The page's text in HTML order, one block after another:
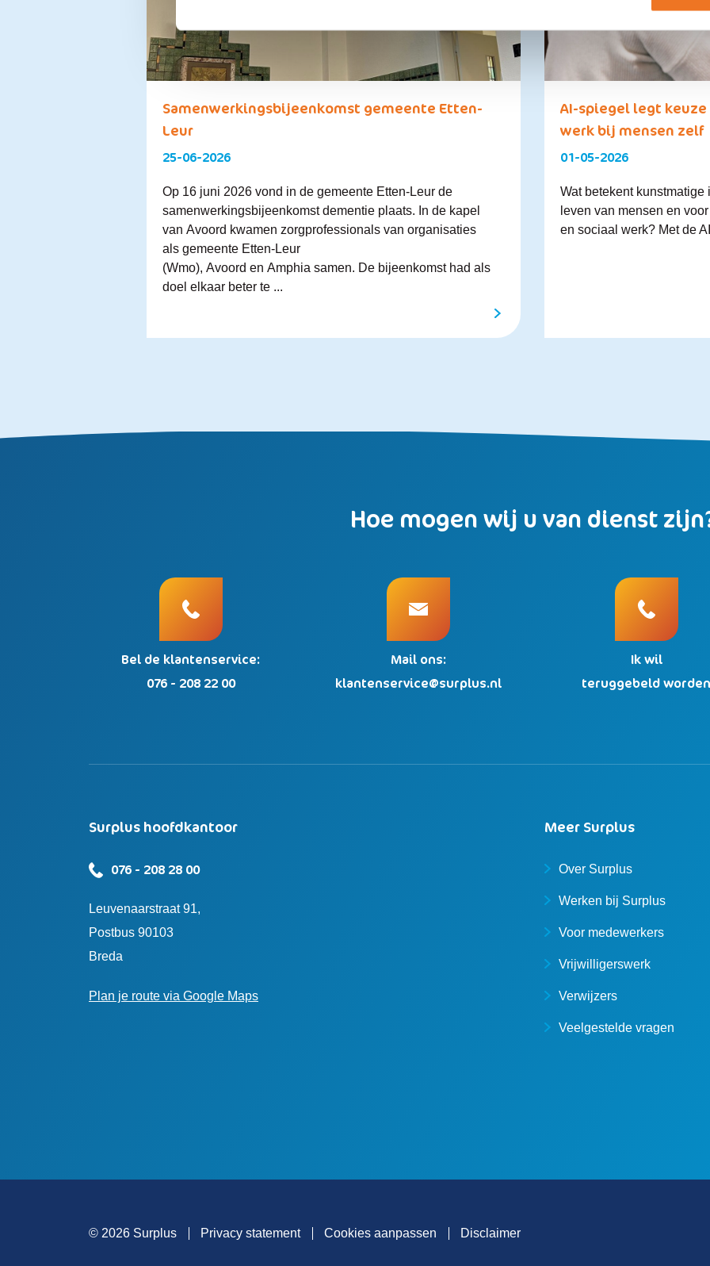
Samenwerkingsbijeenkomst gemeente Etten-
Leur
25-06-2026
Op 16 juni 2026 vond in de gemeente Etten-Leur de
samenwerkingsbijeenkomst dementie plaats. In de kapel
van Avoord kwamen zorgprofessionals van organisaties
als gemeente Etten-Leur
(Wmo), Avoord en Amphia samen. De bijeenkomst had als
doel elkaar beter te ...
AI-spiegel legt keuze
werk bij mensen zelf
01-05-2026
Wat betekent
leven van mensen en
en sociaal werk? Met de
Hoe mogen wij u van dienst
Bel de klantenservice:
076 - 208 22 00
Mail ons:
klantenservice@surplus.nl
Ik wil
teruggebeld
Surplus hoofdkantoor
076 - 208 28 00
Leuvenaarstraat 91,
Postbus 90103
Breda
Plan je route via Google Maps
Meer Surplus
Over Surplus
Werken bij Surplus
Voor medewerkers
Vrijwilligerswerk
Verwijzers
Veelgestelde vragen
© 2026 Surplus Privacy statement Cookies aanpassen Disclaimer